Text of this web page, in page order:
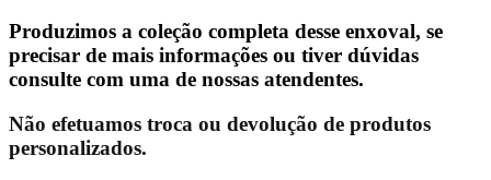
Produzimos a coleção completa desse enxoval, se
precisar de mais informações ou tiver dúvidas
consulte com uma de nossas atendentes.
Não efetuamos troca ou devolução de produtos
personalizados.